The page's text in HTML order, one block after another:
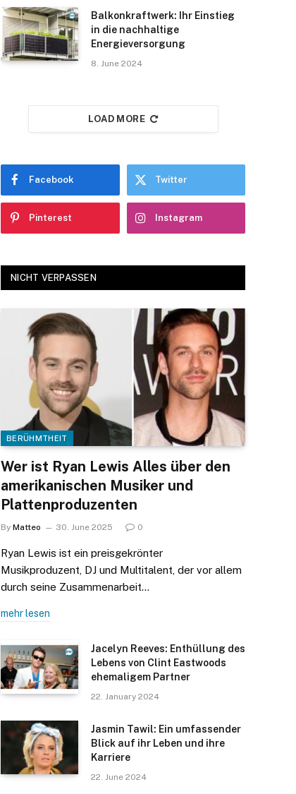
Balkonkraftwerk: Ihr Einstieg
in die nachhaltige
Energieversorgung
8. June 2024
LOAD MORE
Facebook Twitter
Pinterest Instagram
NICHT VERPASSEN
BERÜHMTHEIT
Wer ist Ryan Lewis Alles über den
amerikanischen Musiker und
Plattenproduzenten
By Matteo 30. June 2025 0
Ryan Lewis ist ein preisgekrönter
Musikproduzent, DJ und Multitalent, der vor allem
durch seine Zusammenarbeit…
mehr lesen
Jacelyn Reeves: Enthüllung des
Lebens von Clint Eastwoods
ehemaligem Partner
22. January 2024
Jasmin Tawil: Ein umfassender
Blick auf ihr Leben und ihre
Karriere
22. June 2024